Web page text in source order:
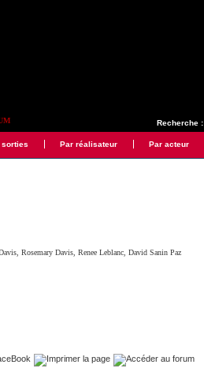
Recherche :
sorties Par réalisateur Par acteur
,Rosemary Davis ,Renee Leblanc ,David Sanin Paz